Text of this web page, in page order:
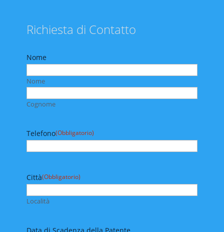
Richiesta di Contatto
Nome
Nome
Cognome
Telefono(Obbligatorio)
Città(Obbligatorio)
Località